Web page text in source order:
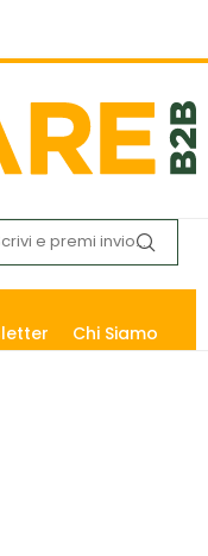
Chi Siamo